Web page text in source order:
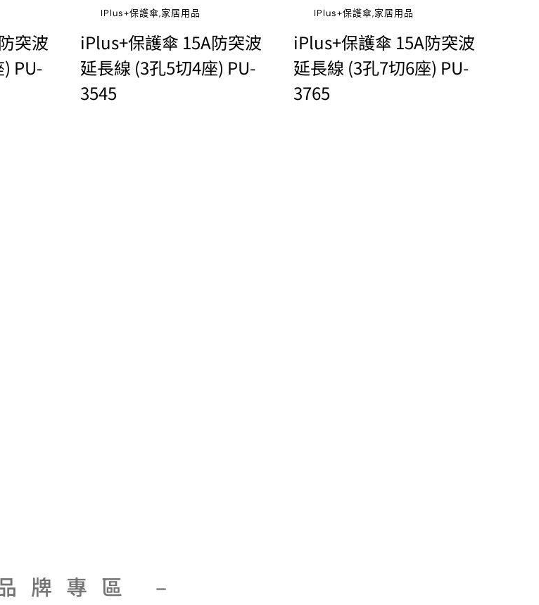
突波
PU-
IPlus+保護傘,家居用品
iPlus+保護傘 15A防突波
延長線 (3孔5切4座) PU-
3545
IPlus+保護傘,家居用品
iPlus+保護傘 15A防突波
延長線 (3孔7切6座) PU-
3765
牌專區 –